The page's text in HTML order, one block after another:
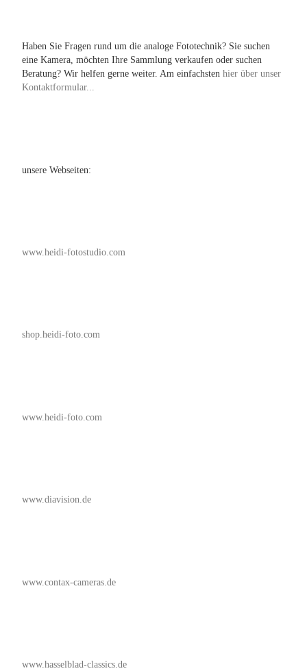
Haben Sie Fragen rund um die analoge Fototechnik? Sie suchen
eine Kamera, möchten Ihre Sammlung verkaufen oder suchen
Beratung? Wir helfen gerne weiter. Am einfachsten hier über unser
Kontaktformular...
unsere Webseiten:
www.heidi-fotostudio.com
shop.heidi-foto.com
www.heidi-foto.com
www.diavision.de
www.contax-cameras.de
www.hasselblad-classics.de